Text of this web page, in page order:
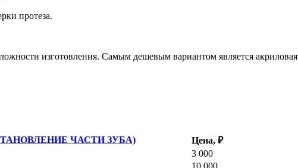
протеза.
изготовления. Самым дешевым вариантом является
ЧАСТИ ЗУБА)
Цена, ₽
3 000